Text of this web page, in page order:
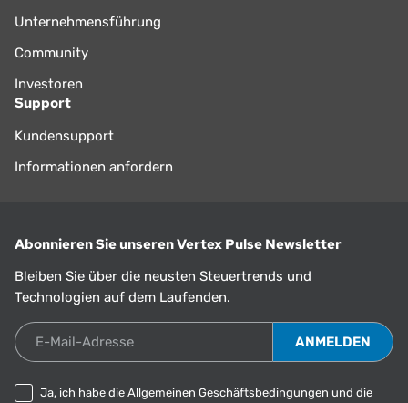
Unternehmensführung
Community
Investoren
Support
Kundensupport
Informationen anfordern
Abonnieren Sie unseren Vertex Pulse Newsletter
Bleiben Sie über die neusten Steuertrends und
Technologien auf dem Laufenden.
E-Mail-Adresse
Ja, ich habe die Allgemeinen Geschäftsbedingungen und die